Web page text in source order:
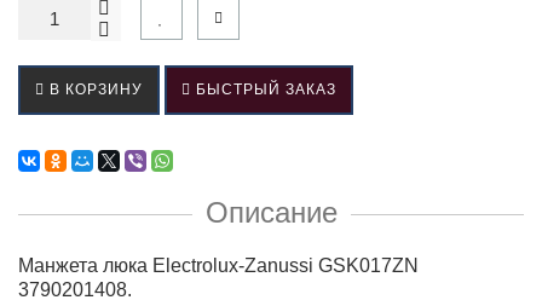
В КОРЗИНУ БЫСТРЫЙ ЗАКАЗ
Описание
Манжета люка Electrolux-Zanussi GSK017ZN
3790201408.